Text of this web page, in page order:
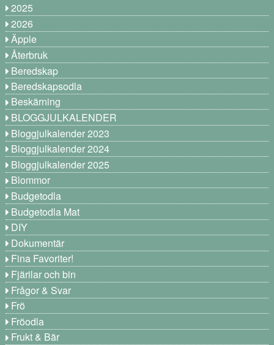
2025
2026
Äpple
Återbruk
Beredskap
Beredskapsodla
Beskärning
BLOGGJULKALENDER
Bloggjulkalender 2023
Bloggjulkalender 2024
Bloggjulkalender 2025
Blommor
Budgetodla
Budgetodla Mat
DIY
Dokumentär
Fina Favoriter!
Fjärilar och bin
Frågor & Svar
Frö
Fröodla
Frukt & Bär